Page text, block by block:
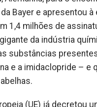
Bayer e apresentou à
1,4 milhões de
da indústria
substâncias
e a imidaclopride – e
(UE) já decretou